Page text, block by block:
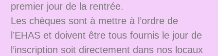
premier jour de la rentrée.
Les chèques sont à mettre à l’ordre de
l’EHAS et doivent être tous fournis le jour de
l’inscription soit directement dans nos locaux